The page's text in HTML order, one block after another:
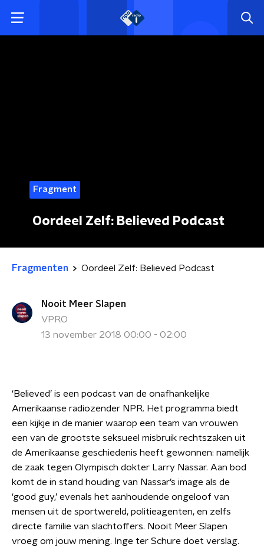
Fragment
Oordeel Zelf: Believed Podcast
Fragmenten Oordeel Zelf: Believed Podcast
Nooit Meer Slapen
VPRO
13 november 2018 00:00 - 02:00
‘Believed’ is een podcast van de onafhankelijke
Amerikaanse radiozender NPR. Het programma biedt
een kijkje in de manier waarop een team van vrouwen
een van de grootste seksueel misbruik rechtszaken uit
de Amerikaanse geschiedenis heeft gewonnen: namelijk
de zaak tegen Olympisch dokter Larry Nassar. Aan bod
komt de in stand houding van Nassar’s image als de
‘good guy,’ evenals het aanhoudende ongeloof van
mensen uit de sportwereld, politieagenten, en zelfs
directe familie van slachtoffers. Nooit Meer Slapen
vroeg om jouw mening. Inge ter Schure doet verslag.